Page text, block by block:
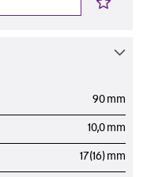
90 mm
10,0 mm
17(16) mm